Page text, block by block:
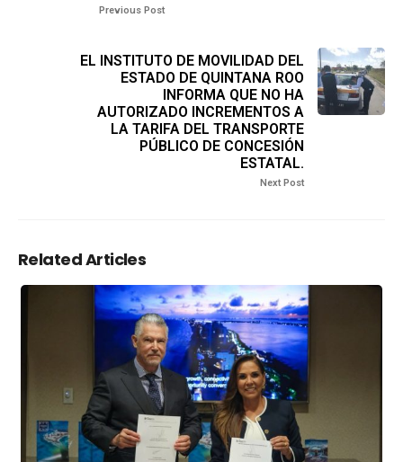
Previous Post
EL INSTITUTO DE MOVILIDAD DEL
ESTADO DE QUINTANA ROO
INFORMA QUE NO HA
AUTORIZADO INCREMENTOS A
LA TARIFA DEL TRANSPORTE
PÚBLICO DE CONCESIÓN
ESTATAL.
Next Post
Related Articles